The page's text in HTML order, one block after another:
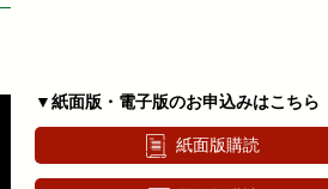
▼紙面版・電子版のお申込みはこちら
紙面版購読